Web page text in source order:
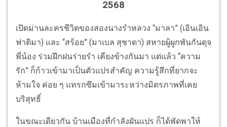
2568
เปิดม่านละครชีวิตของสองนางรำหลวง “มาลา” (เอินเอิน
ฟาติมา) และ “สร้อย” (มาเบล สุชาดา) สหายผู้ผูกพันกันดุจ
พี่น้อง ร่วมฝึกฝนร่ายรำ เคียงข้างกันมา แต่แล้ว “ความ
รัก” ก็ก้าวเข้ามาเป็นตัวแปรสำคัญ ความรู้สึกที่ยากจะ
ห้ามใจ ค่อย ๆ แทรกซึมเข้ามาระหว่างมิตรภาพที่เคย
บริสุทธิ์
ในขณะเดียวกัน บ้านเมืองที่กำลังผันแปร ก็ได้พัดพาให้